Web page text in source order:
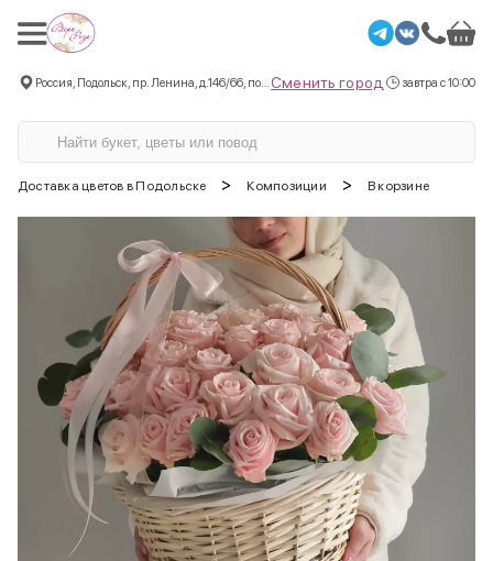
Сменить город завтра с 10:00
Доставка цветов в Подольске > Композиции > В корзине